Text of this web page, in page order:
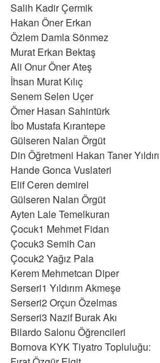
Salih Kadir Çermik
Hakan Öner Erkan
Özlem Damla Sönmez
Murat Erkan Bektaş
Ali Onur Öner Ateş
İhsan Murat Kılıç
Senem Selen Uçer
Ömer Hasan Sahintürk
İbo Mustafa Kırantepe
Gülseren Nalan Örgüt
Din Öğretmeni Hakan Taner
Hande Gonca Vuslateri
Elif Ceren demirel
Gülseren Nalan Örgüt
Ayten Lale Temelkuran
Çocuk1 Mehmet Fidan
Çocuk3 Semih Can
Çocuk2 Yağız Pala
Kerem Mehmetcan Diper
Serseri1 Yıldırım Akmeşe
Serseri2 Orçun Özelmas
Serseri3 Nazif Burak Akı
Bilardo Salonu Öğrencileri
Bornova KYK Tiyatro Topluluğu: